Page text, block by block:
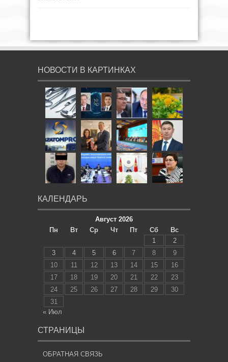
НОВОСТИ В КАРТИНКАХ
КАЛЕНДАРЬ
Август 2026
Пн
Вт Ср Чт Пт Сб
Вс
1
2
3
4 5 6 7 8
9
10
11 12 13 14 15
16
17
18 19 20 21 22
23
24
25 26 27 28 29
30
31
« Июл
СТРАНИЦЫ
ОБРАТНАЯ СВЯЗЬ